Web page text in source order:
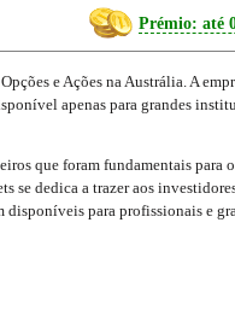
Prémio: até
e Ações na Austrália. A
apenas para grandes
que foram fundamentais para o
se dedica a trazer aos
disponíveis para profissionais e